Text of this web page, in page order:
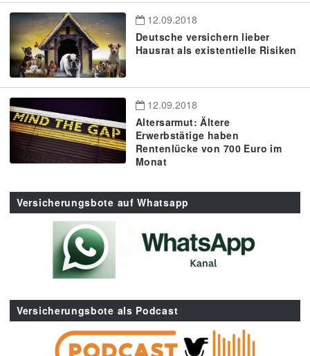
12.09.2018
Deutsche versichern lieber
Hausrat als existentielle Risiken
12.09.2018
Altersarmut: Ältere
Erwerbstätige haben
Rentenlücke von 700 Euro im
Monat
Versicherungsbote auf Whatsapp
Versicherungsbote als Podcast